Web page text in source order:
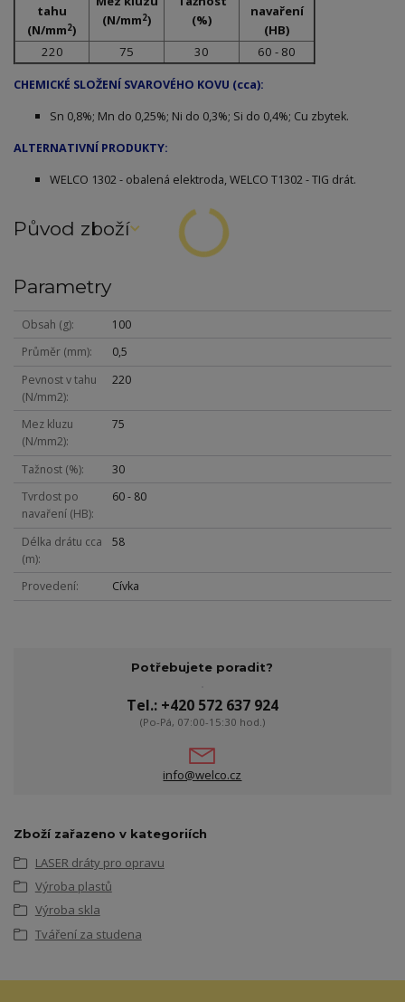
tahu
(N/mm2)
(N/mm2)
(%)
navaření
(HB)
220
75 30 60 - 80
CHEMICKÉ SLOŽENÍ SVAROVÉHO KOVU (cca):
Sn 0,8%; Mn do 0,25%; Ni do 0,3%; Si do 0,4%; Cu zbytek.
ALTERNATIVNÍ PRODUKTY:
WELCO 1302 - obalená elektroda, WELCO T1302 - TIG drát.
Původ zboží
Parametry
Obsah (g)
100
Průměr (mm)
0,5
Pevnost v tahu
(N/mm2)
220
Mez kluzu
(N/mm2)
75
Tažnost (%)
30
Tvrdost po
navaření (HB)
60 - 80
Délka drátu cca
(m)
58
Provedení Cívka
Potřebujete poradit?
Tel.: +420 572 637 924
(Po-Pá, 07:00-15:30 hod.)
info@welco.cz
Zboží zařazeno v kategoriích
LASER dráty pro opravu
Výroba plastů
Výroba skla
Tváření za studena